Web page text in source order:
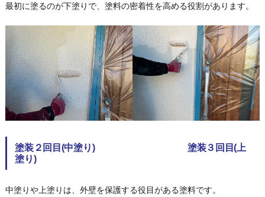
最初に塗るのが下塗りで、塗料の密着性を高める役割があります。
塗装２回目(中塗り) 塗装３回目(上
塗り)
中塗りや上塗りは、外壁を保護する役目がある塗料です。